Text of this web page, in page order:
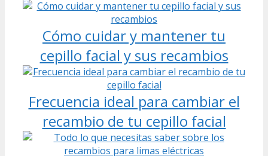
Cómo cuidar y mantener tu
cepillo facial y sus recambios
Frecuencia ideal para cambiar el
recambio de tu cepillo facial